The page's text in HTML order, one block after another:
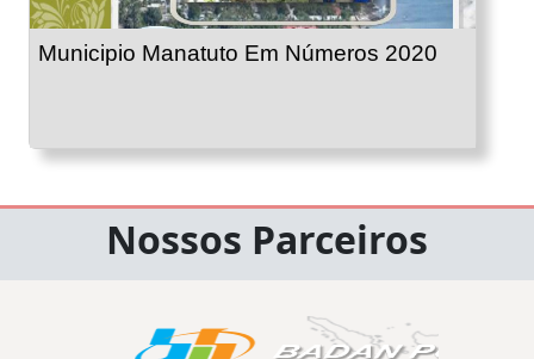
Municipio Manatuto Em Números 2020
Nossos Parceiros